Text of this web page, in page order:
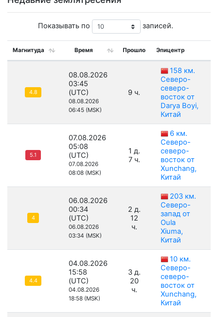
Показывать по записей.
Магнитуда Время Прошло Эпицентр
4.8
08.08.2026
03:45
(UTC)
08.08.2026
06:45 (MSK)
9 ч.
158 км.
Северо-
северо-
восток от
Darya Boyi,
Китай
5.1
07.08.2026
05:08
(UTC)
07.08.2026
08:08 (MSK)
1 д.
7 ч.
6 км.
Северо-
северо-
восток от
Xunchang,
Китай
4
06.08.2026
00:34
(UTC)
06.08.2026
03:34 (MSK)
2 д.
12
ч.
203 км.
Северо-
запад от
Oula
Xiuma,
Китай
4.4
04.08.2026
15:58
(UTC)
04.08.2026
18:58 (MSK)
3 д.
20
ч.
10 км.
Северо-
северо-
восток от
Xunchang,
Китай